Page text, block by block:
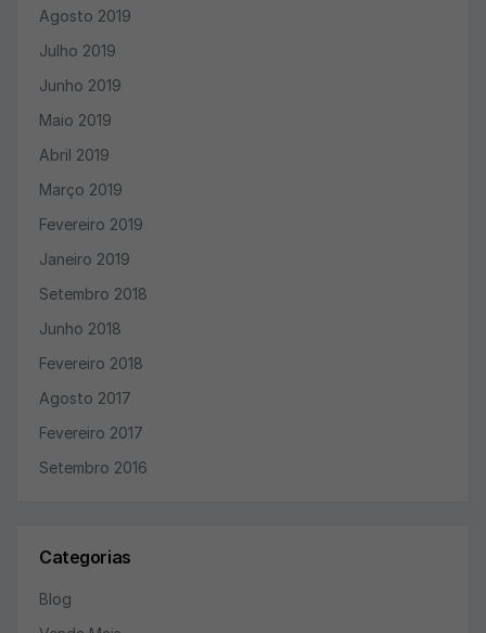
Agosto 2019
Julho 2019
Junho 2019
Maio 2019
Abril 2019
Março 2019
Fevereiro 2019
Janeiro 2019
Setembro 2018
Junho 2018
Fevereiro 2018
Agosto 2017
Fevereiro 2017
Setembro 2016
Categorias
Blog